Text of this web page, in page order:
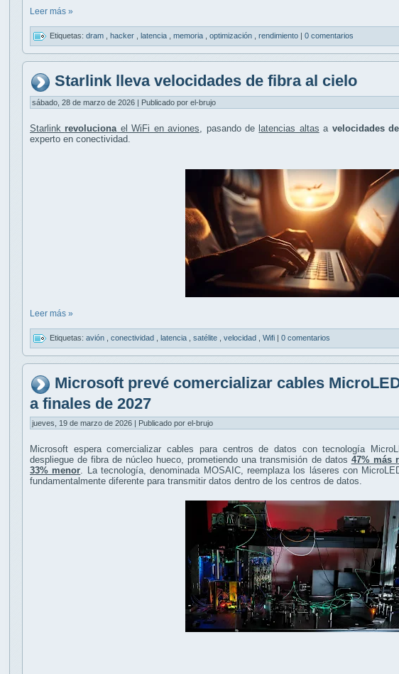
Leer más »
Etiquetas: dram hacker latencia memoria optimización rendimiento | 0 comentarios
Starlink lleva velocidades de fibra al cielo
sábado, 28 de marzo de 2026 | Publicado por el-brujo
Starlink revolucionael WiFi en aviones, pasando de latencias altas a velocidades
experto en conectividad.
Leer más »
Etiquetas: avión conectividad latencia satélite velocidad Wifi | 0 comentarios
Microsoft prevé comercializar cables
a finales de 2027
jueves, 19 de marzo de 2026 | Publicado por el-brujo
Microsoft espera comercializar cables para centros de datos con tecnología
despliegue de fibra de núcleo hueco, prometiendo una transmisión de datos 47% más
33% menor. La tecnología, denominada MOSAIC, reemplaza los láseres con
fundamentalmente diferente para transmitir datos dentro de los centros de datos.